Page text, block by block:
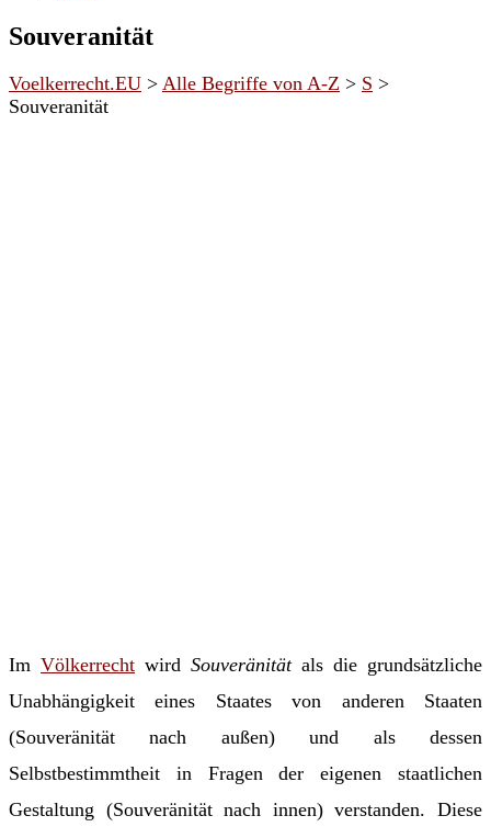
Souveranität
Voelkerrecht.EU > Alle Begriffe von A-Z > S >
Souveranität
Im Völkerrecht wird Souveränitätals die grundsätzliche
Unabhängigkeit eines Staates von anderen Staaten
(Souveränität nach außen) und als dessen
Selbstbestimmtheit in Fragen der eigenen staatlichen
Gestaltung (Souveränität nach innen) verstanden. Diese